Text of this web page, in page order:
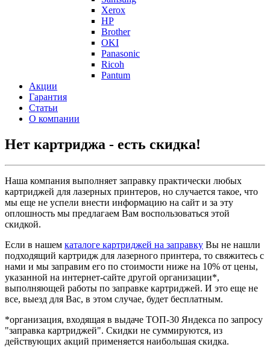
Xerox
HP
Brother
OKI
Panasonic
Ricoh
Pantum
Акции
Гарантия
Статьи
О компании
Нет картриджа - есть скидка!
Наша компания выполняет заправку практически любых
картриджей для лазерных принтеров, но случается такое, что
мы еще не успели внести информацию на сайт и за эту
оплошность мы предлагаем Вам воспользоваться этой
скидкой.
Если в нашем каталоге картриджей на заправку Вы не нашли
подходящий картридж для лазерного принтера, то свяжитесь с
нами и мы заправим его по стоимости ниже на 10% от цены,
указанной на интернет-сайте другой организации*,
выполняющей работы по заправке картриджей. И это еще не
все, выезд для Вас, в этом случае, будет бесплатным.
*организация, входящая в выдаче ТОП-30 Яндекса по запросу
"заправка картриджей". Скидки не суммируются, из
действующих акций применяется наибольшая скидка.